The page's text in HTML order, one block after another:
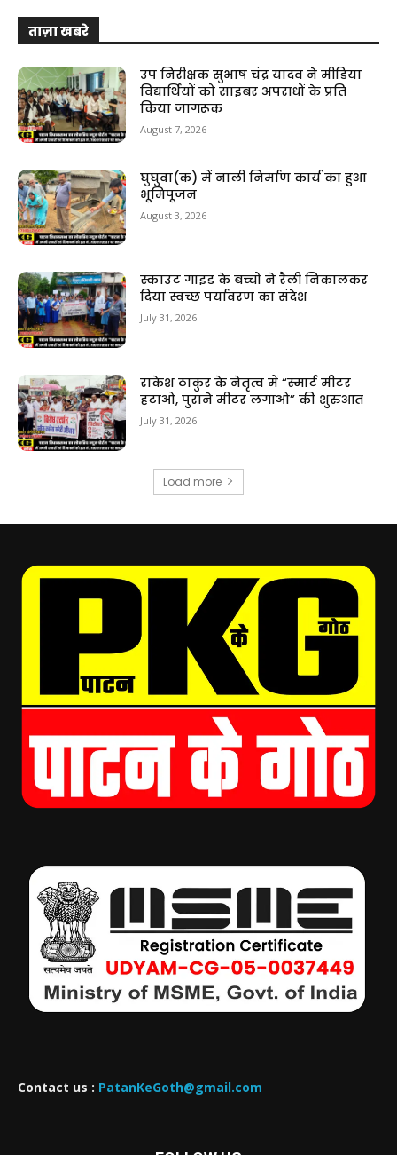
ताज़ा खबरे
उप निरीक्षक सुभाष चंद्र यादव ने मीडिया
विद्यार्थियों को साइबर अपराधों के प्रति
किया जागरूक
August 7, 2026
घुघुवा(क) में नाली निर्माण कार्य का हुआ
भूमिपूजन
August 3, 2026
स्काउट गाइड के बच्चों ने रैली निकालकर
दिया स्वच्छ पर्यावरण का संदेश
July 31, 2026
राकेश ठाकुर के नेतृत्व में “स्मार्ट मीटर
हटाओ, पुराने मीटर लगाओ” की शुरुआत
July 31, 2026
Load more
Contact us : PatanKeGoth@gmail.com